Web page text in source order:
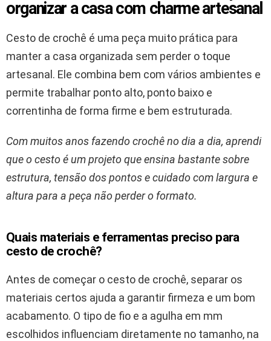
organizar a casa com charme artesanal
Cesto de crochê é uma peça muito prática para
manter a casa organizada sem perder o toque
artesanal. Ele combina bem com vários ambientes e
permite trabalhar ponto alto, ponto baixo e
correntinha de forma firme e bem estruturada.
Com muitos anos fazendo crochê no dia a dia, aprendi
que o cesto é um projeto que ensina bastante sobre
estrutura, tensão dos pontos e cuidado com largura e
altura para a peça não perder o formato.
Quais materiais e ferramentas preciso para
cesto de crochê?
Antes de começar o cesto de crochê, separar os
materiais certos ajuda a garantir firmeza e um bom
acabamento. O tipo de fio e a agulha em mm
escolhidos influenciam diretamente no tamanho, na